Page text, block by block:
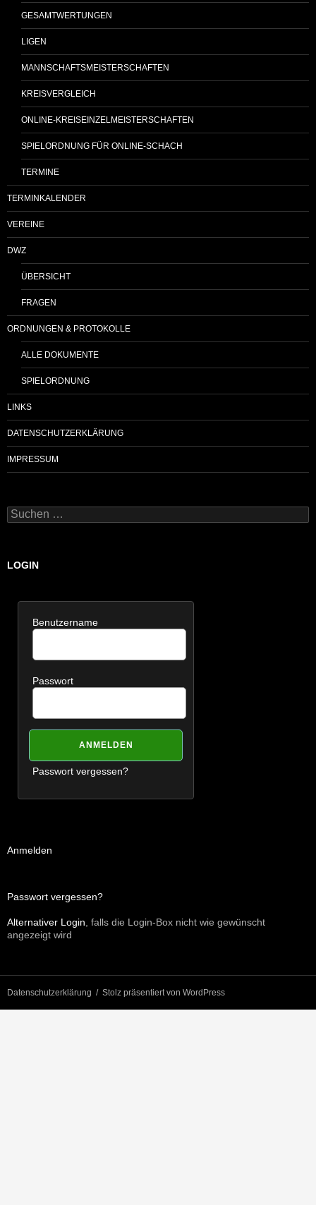
GESAMTWERTUNGEN
LIGEN
MANNSCHAFTSMEISTERSCHAFTEN
KREISVERGLEICH
ONLINE-KREISEINZELMEISTERSCHAFTEN
SPIELORDNUNG FÜR ONLINE-SCHACH
TERMINE
TERMINKALENDER
VEREINE
DWZ
ÜBERSICHT
FRAGEN
ORDNUNGEN & PROTOKOLLE
ALLE DOKUMENTE
SPIELORDNUNG
LINKS
DATENSCHUTZERKLÄRUNG
IMPRESSUM
Suchen
nach:
LOGIN
Benutzername
Passwort
Passwort vergessen?
Anmelden
Passwort vergessen?
Alternativer Login , falls die Login-Box nicht wie gewünscht
angezeigt wird
Datenschutzerklärung Stolz präsentiert von WordPress